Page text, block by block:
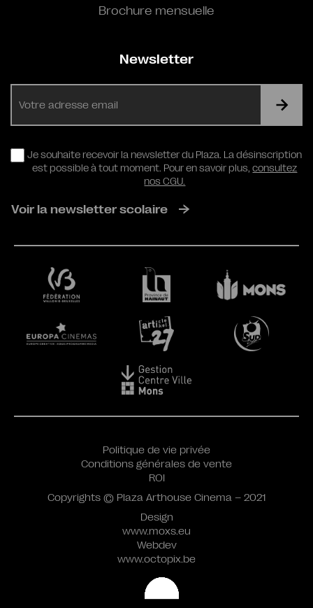
Brochure mensuelle
Newsletter
RGPD
Je souhaite recevoir la newsletter du Plaza. La désinscription
est possible à tout moment. Pour en savoir plus,consultez
nos CGU.
Voir la newsletter scolaire
Design
www.moxs.eu
Webdev
www.octopix.be
Politique de vie privée
Conditions générales de vente
ROI
Copyrights © Plaza Arthouse Cinema – 2021